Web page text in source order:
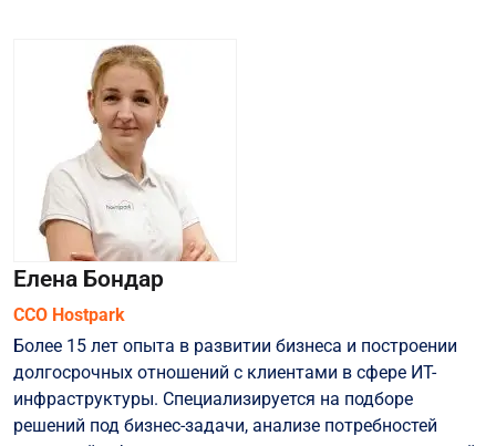
Елена Бондар
CCO Hostpark
Более 15 лет опыта в развитии бизнеса и построении
долгосрочных отношений с клиентами в сфере ИТ-
инфраструктуры. Специализируется на подборе
решений под бизнес-задачи, анализе потребностей